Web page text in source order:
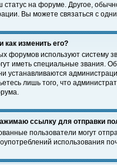
статус на форуме. Другое,
Вы можете связаться с
как изменить его?
форумов используют систему
иметь специальные звания.
устанавливаются
лишь того, что
ссылку для отправки
пользователи могут
использования